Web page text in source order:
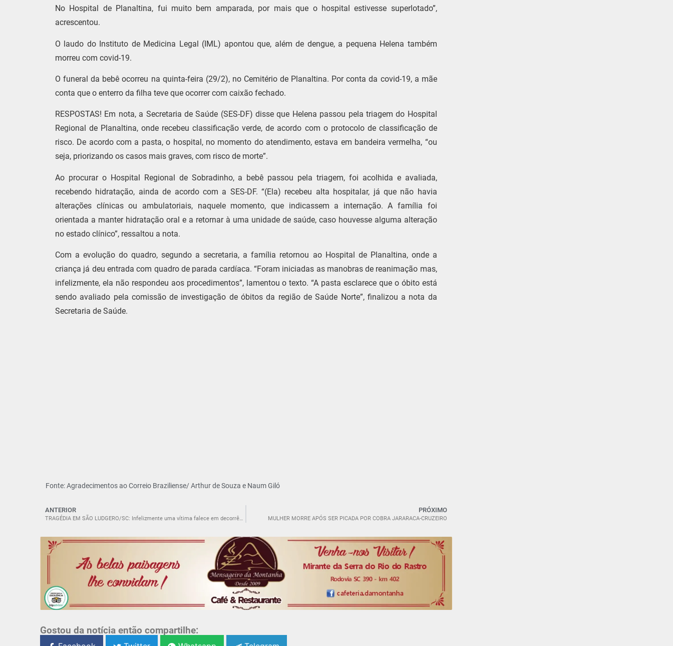
No Hospital de Planaltina, fui muito bem amparada, por mais que o hospital estivesse superlotado”,
acrescentou.
O laudo do Instituto de Medicina Legal (IML) apontou que, além de dengue, a pequena Helena também
morreu com covid-19.
O funeral da bebê ocorreu na quinta-feira (29/2), no Cemitério de Planaltina. Por conta da covid-19, a mãe
conta que o enterro da filha teve que ocorrer com caixão fechado.
RESPOSTAS! Em nota, a Secretaria de Saúde (SES-DF) disse que Helena passou pela triagem do Hospital
Regional de Planaltina, onde recebeu classificação verde, de acordo com o protocolo de classificação de
risco. De acordo com a pasta, o hospital, no momento do atendimento, estava em bandeira vermelha, “ou
seja, priorizando os casos mais graves, com risco de morte”.
Ao procurar o Hospital Regional de Sobradinho, a bebê passou pela triagem, foi acolhida e avaliada,
recebendo hidratação, ainda de acordo com a SES-DF. “(Ela) recebeu alta hospitalar, já que não havia
alterações clínicas ou ambulatoriais, naquele momento, que indicassem a internação. A família foi
orientada a manter hidratação oral e a retornar à uma unidade de saúde, caso houvesse alguma alteração
no estado clínico”, ressaltou a nota.
Com a evolução do quadro, segundo a secretaria, a família retornou ao Hospital de Planaltina, onde a
criança já deu entrada com quadro de parada cardíaca. “Foram iniciadas as manobras de reanimação mas,
infelizmente, ela não respondeu aos procedimentos”, lamentou o texto. “A pasta esclarece que o óbito está
sendo avaliado pela comissão de investigação de óbitos da região de Saúde Norte”, finalizou a nota da
Secretaria de Saúde.
Fonte: Agradecimentos ao Correio Braziliense/ Arthur de Souza e Naum Giló
ANTERIOR
TRAGÉDIA EM SÃO LUDGERO/SC: Infelizmente uma vítima falece em decorrência de incêndio em trailer de circo
PRÓXIMO
MULHER MORRE APÓS SER PICADA POR COBRA JARARACA-CRUZEIRO
Gostou da notícia então compartilhe: